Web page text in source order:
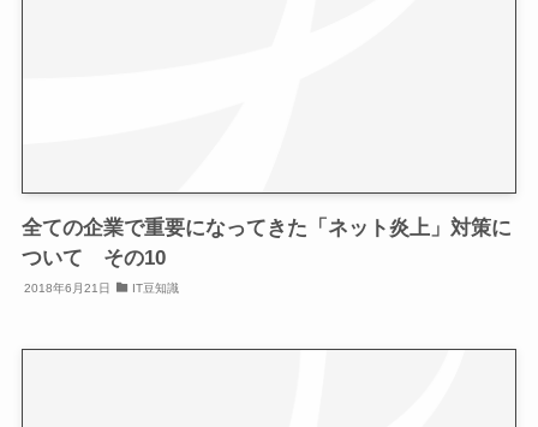
全ての企業で重要になってきた「ネット炎上」対策に
ついて その10
2018年6月21日 IT豆知識